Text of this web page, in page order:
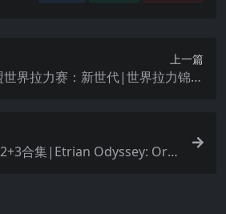
上一篇
世界拉力赛：新世代|世界拉力锦标
合集|Etrian Odyssey: Orig